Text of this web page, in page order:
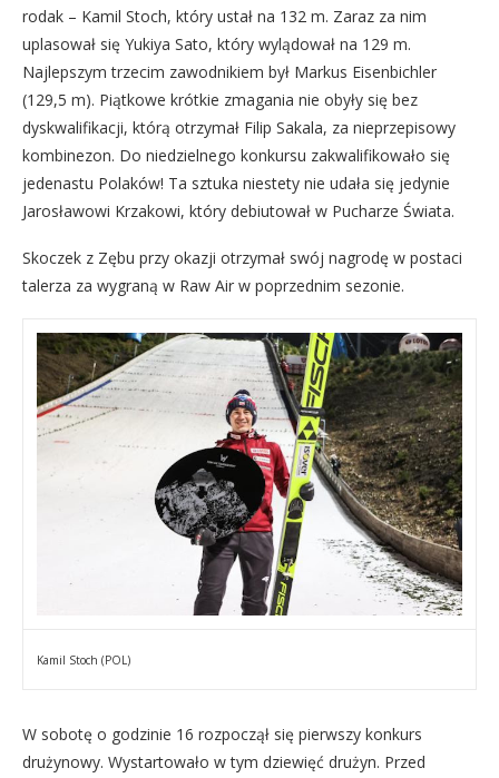
rodak – Kamil Stoch, który ustał na 132 m. Zaraz za nim
uplasował się Yukiya Sato, który wylądował na 129 m.
Najlepszym trzecim zawodnikiem był Markus Eisenbichler
(129,5 m). Piątkowe krótkie zmagania nie obyły się bez
dyskwalifikacji, którą otrzymał Filip Sakala, za nieprzepisowy
kombinezon. Do niedzielnego konkursu zakwalifikowało się
jedenastu Polaków! Ta sztuka niestety nie udała się jedynie
Jarosławowi Krzakowi, który debiutował w Pucharze Świata.
Skoczek z Zębu przy okazji otrzymał swój nagrodę w postaci
talerza za wygraną w Raw Air w poprzednim sezonie.
Kamil Stoch (POL)
W sobotę o godzinie 16 rozpoczął się pierwszy konkurs
drużynowy. Wystartowało w tym dziewięć drużyn. Przed